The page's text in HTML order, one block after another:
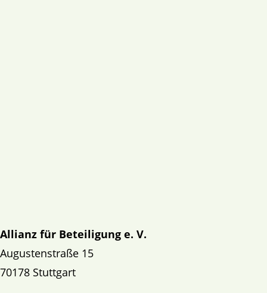
Allianz für Beteiligung e. V.
Augustenstraße 15
70178 Stuttgart